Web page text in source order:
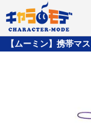
【ムーミン】携帯マ